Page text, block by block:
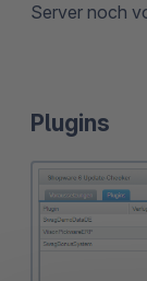
Server noch
Plugins